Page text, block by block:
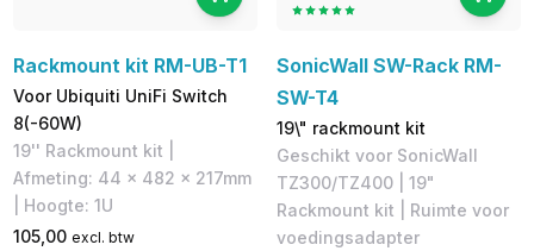
Rackmount kit RM-UB-T1
Voor Ubiquiti UniFi Switch
8(-60W)
19'' Rackmount kit |
Afmeting: 44 x 482 x 217mm
| Hoogte: 1U
105,00 excl. btw
SonicWall SW-Rack RM-
SW-T4
19\" rackmount kit
Geschikt voor SonicWall
TZ300/TZ400 | 19"
Rackmount kit | Ruimte voor
voedingsadapter